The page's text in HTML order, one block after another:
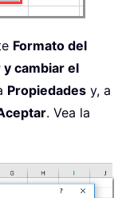
Formato del
y cambiar el
Propiedades y, a
. Vea la